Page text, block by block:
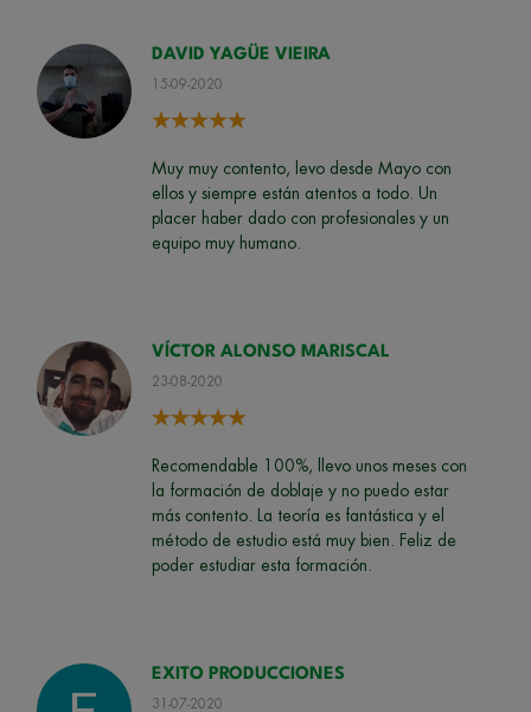
DAVID YAGÜE VIEIRA
15-09-2020
Muy muy contento, levo desde Mayo con
ellos y siempre están atentos a todo. Un
placer haber dado con profesionales y un
equipo muy humano.
VÍCTOR ALONSO MARISCAL
23-08-2020
Recomendable 100%, llevo unos meses con
la formación de doblaje y no puedo estar
más contento. La teoría es fantástica y el
método de estudio está muy bien. Feliz de
poder estudiar esta formación.
EXITO PRODUCCIONES
31-07-2020